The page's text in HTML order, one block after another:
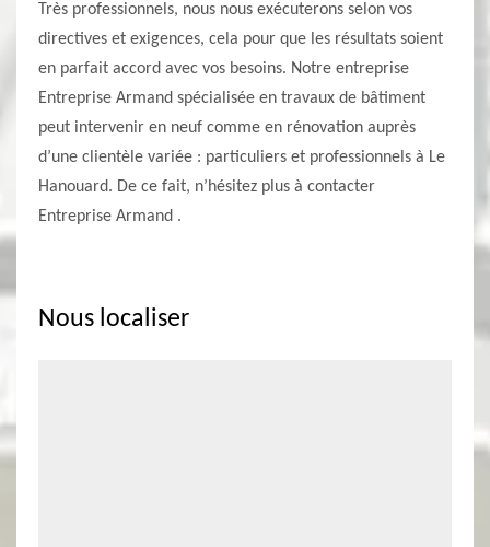
Très professionnels, nous nous exécuterons selon vos
directives et exigences, cela pour que les résultats soient
en parfait accord avec vos besoins. Notre entreprise
Entreprise Armand spécialisée en travaux de bâtiment
peut intervenir en neuf comme en rénovation auprès
d’une clientèle variée : particuliers et professionnels à Le
Hanouard. De ce fait, n’hésitez plus à contacter
Entreprise Armand .
Nous localiser